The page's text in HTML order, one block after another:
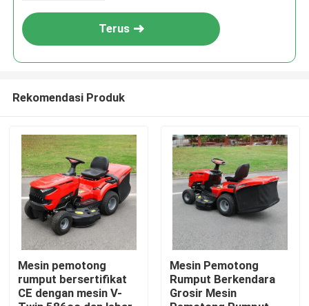
Rumah
Produk
video
Terus
Rekomendasi Produk
Mesin pemotong
rumput bersertifikat
CE dengan mesin V-
Mesin Pemotong
Rumput Berkendara
Grosir Mesin